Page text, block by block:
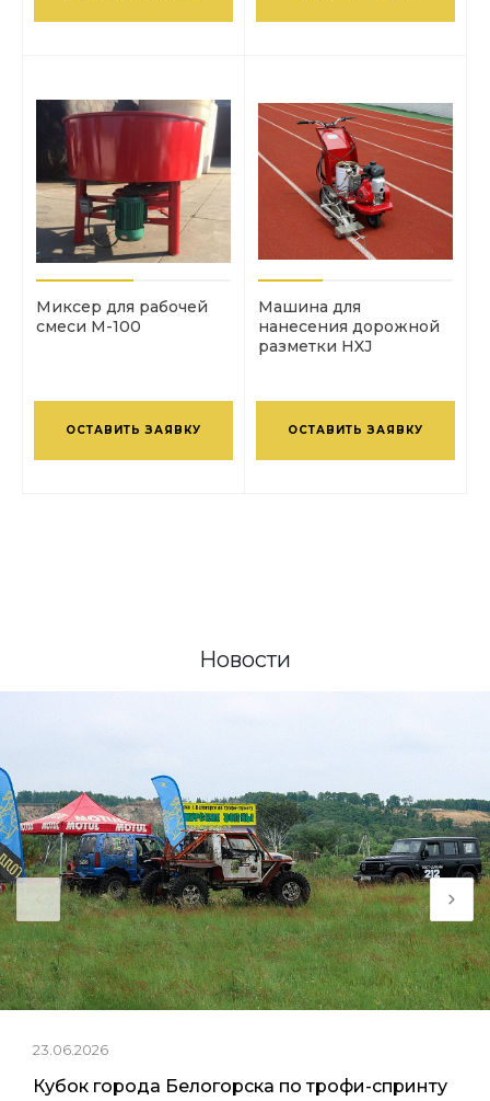
Миксер для рабочей
смеси M-100
ОСТАВИТЬ ЗАЯВКУ
Машина для
нанесения дорожной
разметки HXJ
ОСТАВИТЬ ЗАЯВКУ
Новости
23.06.2026
Кубок города Белогорска по трофи-спринту